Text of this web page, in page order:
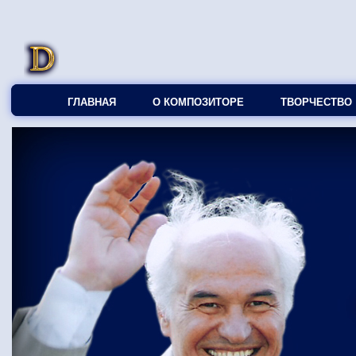
ГЛАВНАЯ О КОМПОЗИТОРЕ ТВОРЧЕСТВО